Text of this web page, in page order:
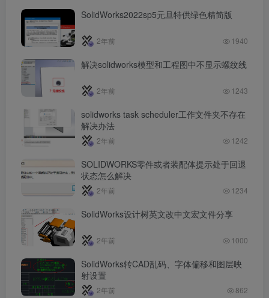
SolidWorks2022sp5元旦特供绿色精简版
2年前 1940
解决solidworks模型和工程图中不显示螺纹线
2年前 1243
solidworks task scheduler工作文件夹不存在
解决办法
2年前 1242
SOLIDWORKS零件或者装配体提示处于回退
状态怎么解决
2年前 1234
SolidWorks设计树英文改中文宏文件分享
2年前 1000
SolidWorks转CAD乱码、字体偏移和图层映
射设置
2年前 862